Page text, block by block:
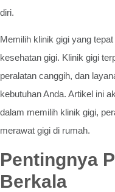
diri.
Memilih klinik gigi yang
kesehatan gigi. Klinik gigi
peralatan canggih, dan
kebutuhan Anda. Artikel ini
dalam memilih klinik gigi,
merawat gigi di rumah.
Pentingnya
Berkala